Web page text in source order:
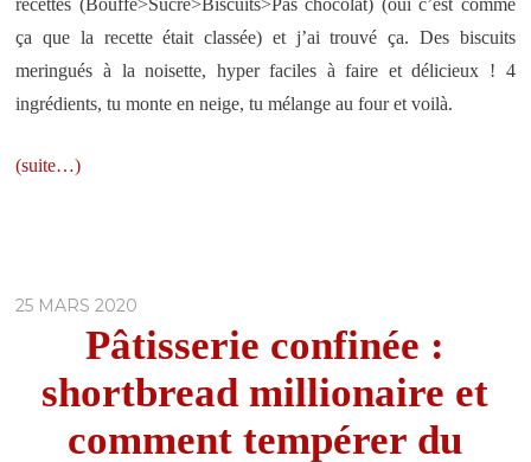
recettes (Bouffe>Sucré>Biscuits>Pas chocolat) (oui c’est comme
ça que la recette était classée) et j’ai trouvé ça. Des biscuits
meringués à la noisette, hyper faciles à faire et délicieux ! 4
ingrédients, tu monte en neige, tu mélange au four et voilà.
(suite…)
25 MARS 2020
Pâtisserie confinée :
shortbread millionaire et
comment tempérer du